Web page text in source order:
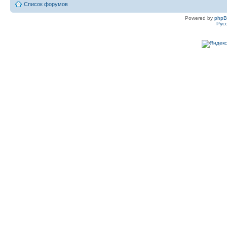
Список форумов
Powered by